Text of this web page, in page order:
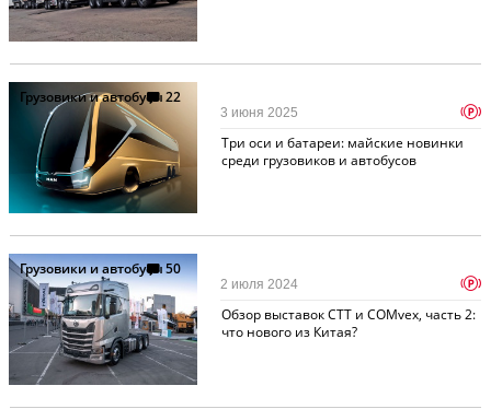
Грузовики и автобусы22
Три оси и батареи: майские новинки
среди грузовиков и автобусов
3 июня 2025 p
Грузовики и автобусы50
Обзор выставок СТТ и COMvex, часть 2:
что нового из Китая?
2 июля 2024 p